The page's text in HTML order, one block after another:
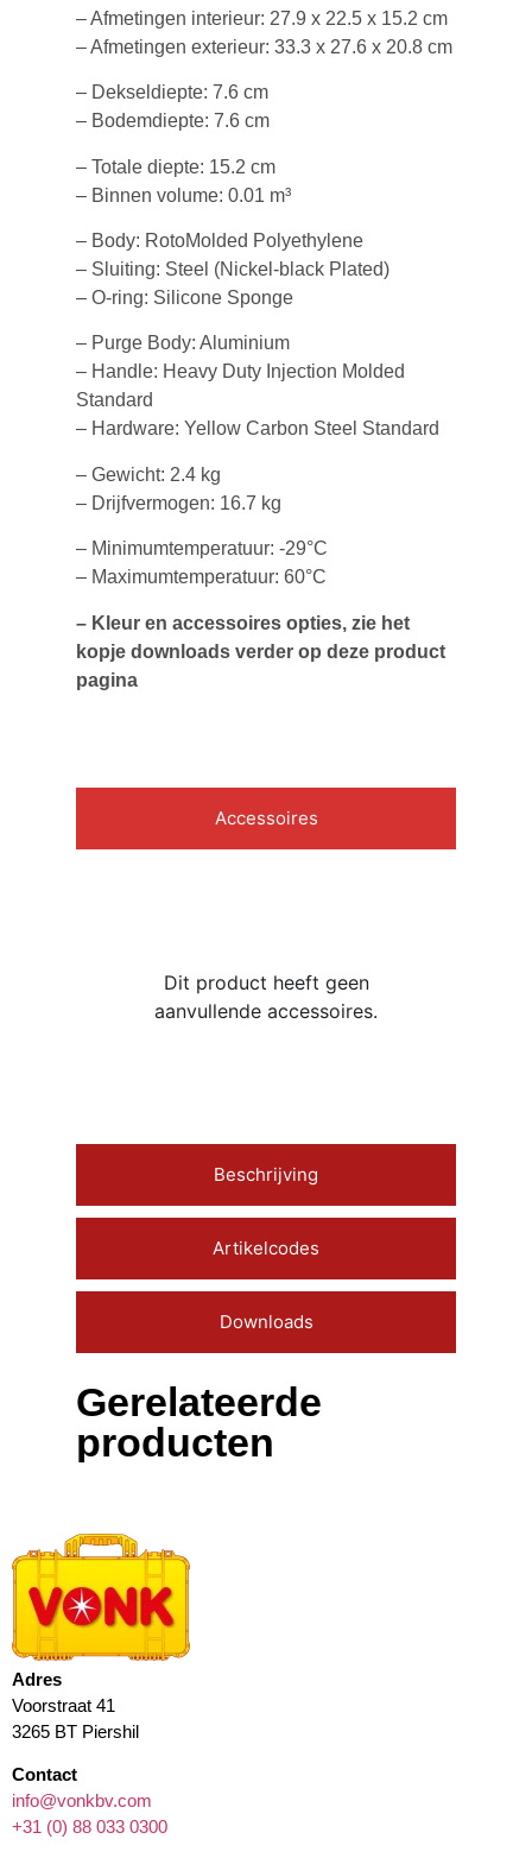
– Afmetingen interieur: 27.9 x 22.5 x 15.2 cm
– Afmetingen exterieur: 33.3 x 27.6 x 20.8 cm
– Dekseldiepte: 7.6 cm
– Bodemdiepte: 7.6 cm
– Totale diepte: 15.2 cm
– Binnen volume: 0.01 m³
– Body: RotoMolded Polyethylene
– Sluiting: Steel (Nickel-black Plated)
– O-ring: Silicone Sponge
– Purge Body: Aluminium
– Handle: Heavy Duty Injection Molded
Standard
– Hardware: Yellow Carbon Steel Standard
– Gewicht: 2.4 kg
– Drijfvermogen: 16.7 kg
– Minimumtemperatuur: -29°C
– Maximumtemperatuur: 60°C
– Kleur en accessoires opties, zie het
kopje downloads verder op deze product
pagina
Accessoires
Beschrijving
Artikelcodes
Downloads
Dit product heeft geen
aanvullende accessoires.
Gerelateerde
producten
Adres
Voorstraat 41
3265 BT Piershil
Contact
info@vonkbv.com
+31 (0) 88 033 0300